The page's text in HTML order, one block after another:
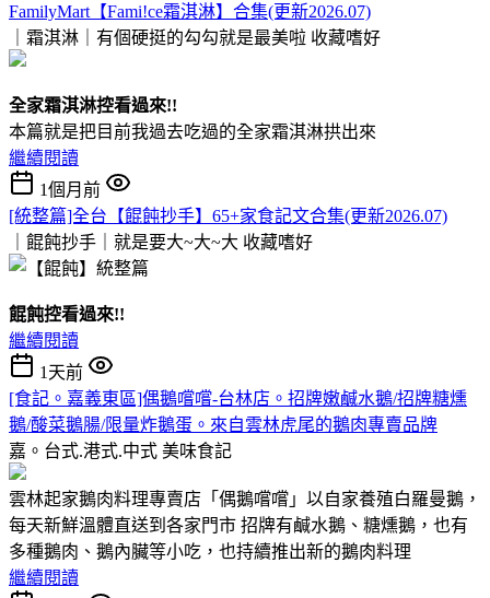
FamilyMart【Fami!ce霜淇淋】合集(更新2026.07)
｜霜淇淋｜有個硬挺的勾勾就是最美啦 收藏嗜好
全家霜淇淋控看過來!!
本篇就是把目前我過去吃過的全家霜淇淋拱出來
繼續閱讀
1個月前
[統整篇]全台【餛飩抄手】65+家食記文合集(更新2026.07)
｜餛飩抄手｜就是要大~大~大 收藏嗜好
餛飩控看過來!!
繼續閱讀
1天前
[食記。嘉義東區]偶鵝嚐嚐-台林店。招牌嫩鹹水鵝/招牌糖燻
鵝/酸菜鵝腸/限量炸鵝蛋。來自雲林虎尾的鵝肉專賣品牌
嘉。台式.港式.中式 美味食記
雲林起家鵝肉料理專賣店「偶鵝嚐嚐」以自家養殖白羅曼鵝，
每天新鮮溫體直送到各家門市 招牌有鹹水鵝、糖燻鵝，也有
多種鵝肉、鵝內臟等小吃，也持續推出新的鵝肉料理
繼續閱讀